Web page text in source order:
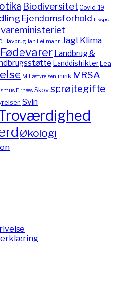
Biodiversitet Covid-19
Ejendomsforhold Eksport
Havbrug Ian Heilmann Jagt Klima
Landbrug &
LanddistrikterLea
Miljøstyrelsen mink MRSA
Ejrnæs Skov sprøjtegifte
Svin
Økologi